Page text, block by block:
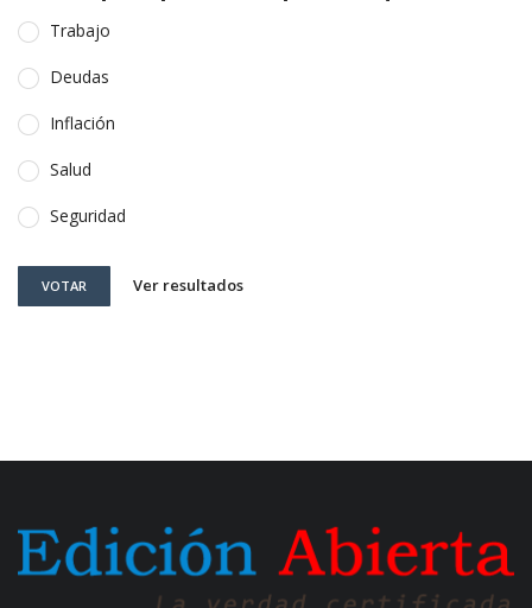
Trabajo
Deudas
Inflación
Salud
Seguridad
VOTAR Ver resultados